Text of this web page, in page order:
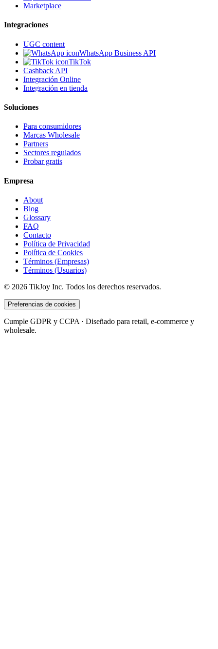
Marketplace
Integraciones
UGC content
WhatsApp Business API
TikTok
Cashback API
Integración Online
Integración en tienda
Soluciones
Para consumidores
Marcas Wholesale
Partners
Sectores regulados
Probar gratis
Empresa
About
Blog
Glossary
FAQ
Contacto
Política de Privacidad
Política de Cookies
Términos (Empresas)
Términos (Usuarios)
© 2026 TikJoy Inc. Todos los derechos reservados.
Preferencias de cookies
Cumple GDPR y CCPA · Diseñado para retail, e-commerce y
wholesale.